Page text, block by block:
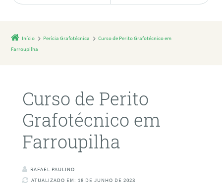
Início Perícia Grafotécnica
Curso de Perito Grafotécnico em
Farroupilha
Curso de Perito
Grafotécnico em
Farroupilha
RAFAEL PAULINO
ATUALIZADO EM: 18 DE JUNHO DE 2023